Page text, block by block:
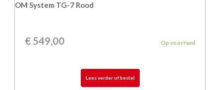
OM System TG-7 Rood
€ 549,00 Op voorraad
Lees verder of bestel